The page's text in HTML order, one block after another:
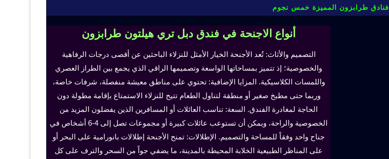
فنادق طرابزون المميزة خمس نجوم
أنواع الاجنحة في فندق دبل تري هيلتون طرابزون
التصميم والأثاث: تُعد الأجنحة الخيار الأمثل للنزلاء الباحثين عن أقصى درجات الرفاهية
والخصوصية؛ إذ تتميز بمساحاتها الواسعة وتصميمها الراقي الذي يجمع بين الطراز العصري
واللمسات الكلاسيكية. المزايا الإضافية: تحتوي على مناطق معيشة منفصلة، شرفات خاصة،
وربما حتى مطبخ صغير أو منطقة لتناول الطعام تتيح للنزلاء الاستمتاع بإقامة مطولة دون
الحاجة لمغادرة الفندق. السعة: تناسب العائلات أو المسافرين الذين يفضلون المزيد من
الخصوصية والراحة، ويمكن أن تستوعب عائلات كبيرة أو مجموعات تصل إلى 4-6 أشخاص في
جناح واحد وفقاً للمساحة والتصميم. الإطلالات: تمنح الأجنحة إطلالات بانورامية على البحر أو
على المناظر الطبيعية الخلابة المحيطة بالمدينة، ما يضفي جواً من السحر والترف على كل